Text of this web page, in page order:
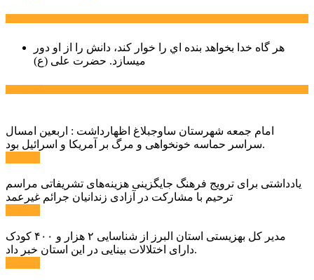
هر گاه خدا بخواهد بنده اي را خوار كند، دانش را از او دور
میسازد. حضرت علی (ع)
امام جمعه شهرستان ساوجبلاغ اظهارداشت : اربعین امسال
سراسر حماسه خونخواهی و مرگ بر آمریکا و اسرائیل بود.
یادداشتی برای ترویج فرهنگ جایگزینی هزینه‌های تشریفاتی مراسم
ترحیم با مشارکت در آزادی زندانیان جرائم غیرعمد
مدیر کل بهزیستی استان البرز از شناسایی ۲ هزار و ۴۰۰ کودک
دارای اختلالات بینایی در این استان خبر داد.